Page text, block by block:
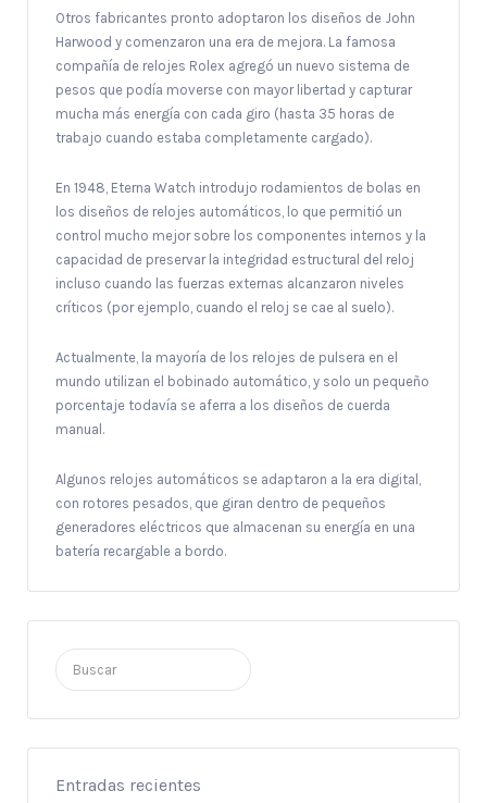
Otros fabricantes pronto adoptaron los diseños de John
Harwood y comenzaron una era de mejora. La famosa
compañía de relojes Rolex agregó un nuevo sistema de
pesos que podía moverse con mayor libertad y capturar
mucha más energía con cada giro (hasta 35 horas de
trabajo cuando estaba completamente cargado).
En 1948, Eterna Watch introdujo rodamientos de bolas en
los diseños de relojes automáticos, lo que permitió un
control mucho mejor sobre los componentes internos y la
capacidad de preservar la integridad estructural del reloj
incluso cuando las fuerzas externas alcanzaron niveles
críticos (por ejemplo, cuando el reloj se cae al suelo).
Actualmente, la mayoría de los relojes de pulsera en el
mundo utilizan el bobinado automático, y solo un pequeño
porcentaje todavía se aferra a los diseños de cuerda
manual.
Algunos relojes automáticos se adaptaron a la era digital,
con rotores pesados, que giran dentro de pequeños
generadores eléctricos que almacenan su energía en una
batería recargable a bordo.
Buscar
por:
Entradas recientes